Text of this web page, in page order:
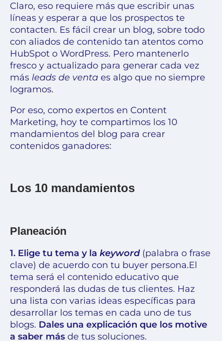
Claro, eso requiere más que escribir unas
líneas y esperar a que los prospectos te
contacten. Es fácil crear un blog, sobre todo
con aliados de contenido tan atentos como
HubSpot o WordPress. Pero mantenerlo
fresco y actualizado para generar cada vez
más leads de venta es algo que no siempre
logramos.
Por eso, como expertos en Content
Marketing, hoy te compartimos los 10
mandamientos del blog para crear
contenidos ganadores:
Los 10 mandamientos
Planeación
1. Elige tu tema y la keyword(palabra o frase
clave) de acuerdo con tu buyer persona.El
tema será el contenido educativo que
responderá las dudas de tus clientes. Haz
una lista con varias ideas específicas para
desarrollar los temas en cada uno de tus
blogs. Dales una explicación que los motive
a saber más de tus soluciones.